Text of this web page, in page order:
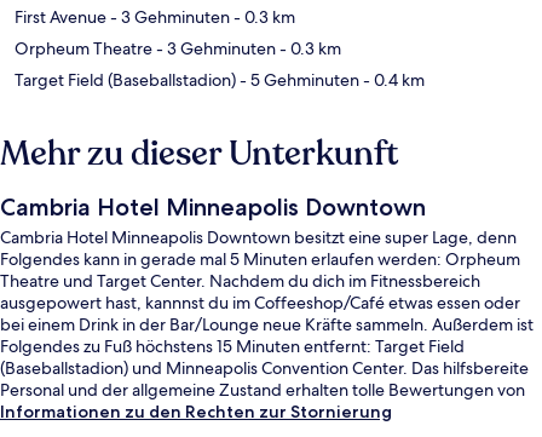
First Avenue- 3 Gehminuten- 0.3 km
Orpheum Theatre- 3 Gehminuten- 0.3 km
Target Field (Baseballstadion)- 5 Gehminuten- 0.4 km
Mehr zu dieser Unterkunft
Cambria Hotel Minneapolis Downtown
Cambria Hotel Minneapolis Downtown besitzt eine super Lage, denn
Folgendes kann in gerade mal 5 Minuten erlaufen werden: Orpheum
Theatre und Target Center. Nachdem du dich im Fitnessbereich
ausgepowert hast, kannnst du im Coffeeshop/Café etwas essen oder
bei einem Drink in der Bar/Lounge neue Kräfte sammeln. Außerdem ist
Folgendes zu Fuß höchstens 15 Minuten entfernt: Target Field
(Baseballstadion) und Minneapolis Convention Center. Das hilfsbereite
Personal und der allgemeine Zustand erhalten tolle Bewertungen von
anderen Reisenden. Die öffentlichen Verkehrsmittel sind nur einen
Informationen zu den Rechten zur Stornierung